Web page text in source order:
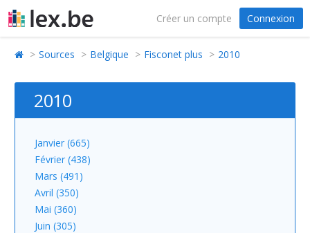
Créer un compte Connexion
Sources Belgique Fisconet plus 2010
2010
Janvier (665)
Février (438)
Mars (491)
Avril (350)
Mai (360)
Juin (305)